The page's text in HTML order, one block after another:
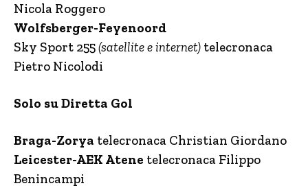
Nicola Roggero
Wolfsberger-Feyenoord
Sky Sport 255(satellite e internet) telecronaca
Pietro Nicolodi
Solo su Diretta Gol
Braga-Zorya telecronaca Christian Giordano
Leicester-AEK Atene telecronaca Filippo
Benincampi